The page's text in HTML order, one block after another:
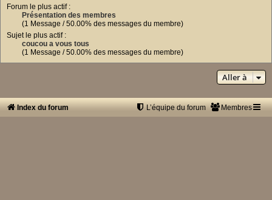
Forum le plus actif :
Présentation des membres
(1 Message / 50.00% des messages du membre)
Sujet le plus actif :
coucou a vous tous
(1 Message / 50.00% des messages du membre)
Aller à
Index du forum Membres
L’équipe du forum